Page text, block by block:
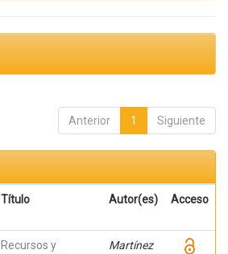
Anterior 1 Siguiente
Título Autor(es) Acceso
Recursos y
Martínez